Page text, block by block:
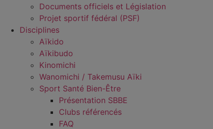
Documents officiels et Législation
Projet sportif fédéral (PSF)
Disciplines
Aïkido
Aïkibudo
Kinomichi
Wanomichi / Takemusu Aïki
Sport Santé Bien-Être
Présentation SBBE
Clubs référencés
FAQ